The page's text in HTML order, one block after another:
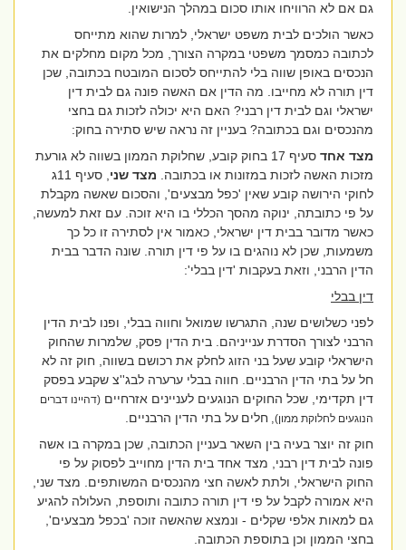
גם אם לא הרוויחו אותו סכום במהלך הנישואין.
כאשר הולכים לבית משפט ישראלי, למרות שהוא מתייחס
לכתובה כמסמך משפטי במקרה הצורך, מכל מקום מחלקים את
הנכסים באופן שווה בלי להתייחס לסכום המובטח בכתובה, שכן
דין תורה לא מחייבו. מה הדין אם האשה פונה גם לבית דין
ישראלי וגם לבית דין רבני? האם היא יכולה לזכות גם בחצי
מהנכסים וגם בכתובה? בעניין זה נראה שיש סתירה בחוק:
מצד אחד
סעיף 17 בחוק קובע, שחלוקת הממון בשווה לא גורעת
מזכות האשה לזכות במזונות או בכתובה.מצד שני
, סעיף 11ג
לחוקי הירושה קובע שאין 'כפל מבצעים', והסכום שאשה מקבלת
על פי כתובתה, ינוקה מהסך הכללי בו היא זוכה. עם זאת למעשה,
כאשר מדובר בבית דין ישראלי, כאמור אין לסתירה זו כל כך
משמעות, שכן לא נוהגים בו על פי דין תורה. שונה הדבר בבית
הדין הרבני, וזאת בעקבות 'דין בבלי':
דין בבלי
לפני כשלושים שנה, התגרשו שמואל וחווה בבלי, ופנו לבית הדין
הרבני לצורך הסדרת ענייניהם. בית הדין פסק, שלמרות שהחוק
הישראלי קובע שעל בני הזוג לחלק את רכושם בשווה, חוק זה לא
חל על בתי הדין הרבניים. חווה בבלי ערערה לבג''צ שקבע בפסק
דין תקדימי, שכל החוקים הנוגעים לעניינים אזרחיים(דהיינו דברים
הנוגעים לחלוקת ממון), חליםעל בתי הדין הרבניים.
חוק זה יוצר בעיה בין השאר בעניין הכתובה, שכן במקרה בו אשה
פונה לבית דין רבני, מצד אחד בית הדין מחוייב לפסוק על פי
החוק הישראלי, ולתת לאשה חצי מהנכסים המשותפים. מצד שני,
היא אמורה לקבל על פי דין תורה כתובה ותוספת, העלולה להגיע
גם למאות אלפי שקלים - ונמצא שהאשה זוכה 'בכפל מבצעים',
בחצי הממון וכן בתוספת הכתובה.